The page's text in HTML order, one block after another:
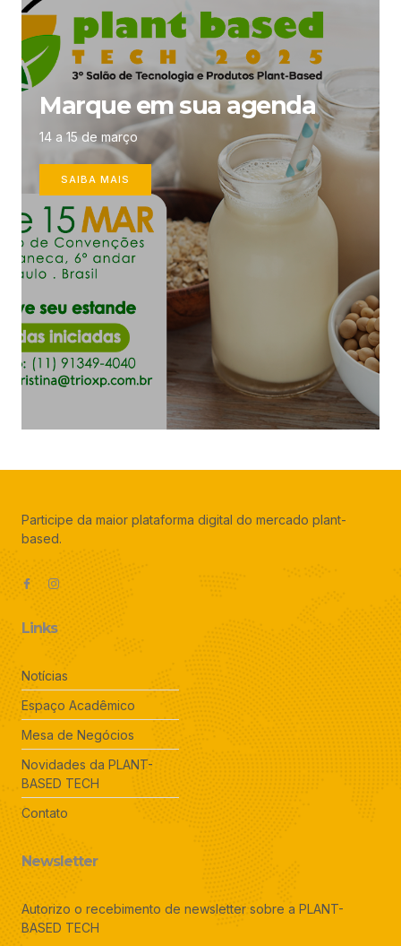
Marque em sua agenda
14 a 15 de março
SAIBA MAIS
Participe da maior plataforma digital do mercado plant-
based.
Links
Notícias
Espaço Acadêmico
Mesa de Negócios
Novidades da PLANT-
BASED TECH
Contato
Newsletter
Autorizo o recebimento de newsletter sobre a PLANT-
BASED TECH